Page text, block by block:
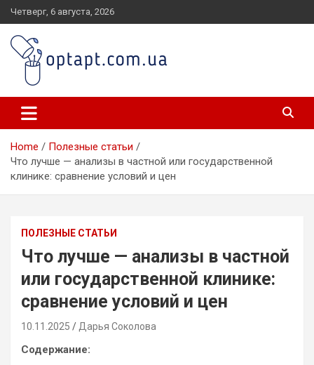
Skip
to
content
Четверг, 6 августа, 2026
optapt.com.ua
Home
Полезные статьи
Что лучше — анализы в частной или государственной
клинике: сравнение условий и цен
ПОЛЕЗНЫЕ СТАТЬИ
Что лучше — анализы в частной
или государственной клинике:
сравнение условий и цен
10.11.2025 Дарья Соколова
Содержание: